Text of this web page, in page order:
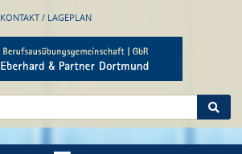
KONTAKT / LAGEPLAN